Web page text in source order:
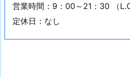
営業時間：9：00～21：30 （
定休日：なし